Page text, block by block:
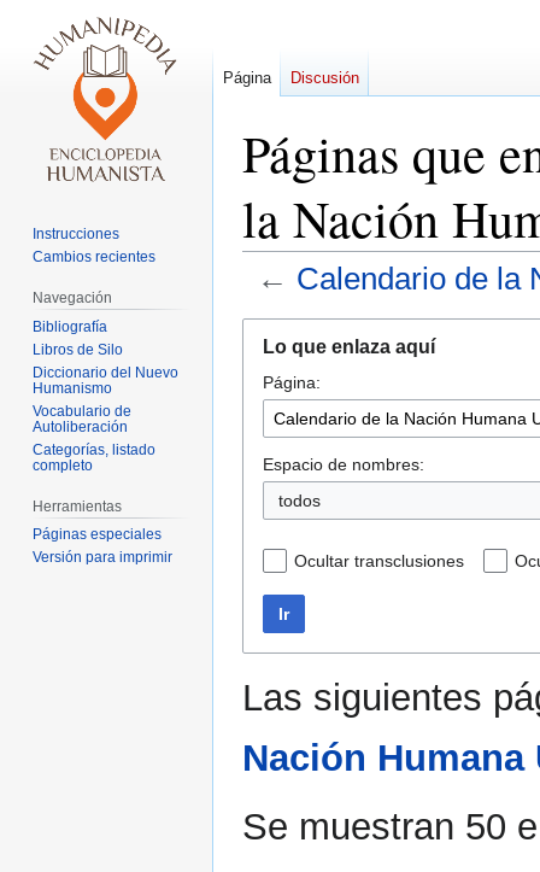
Páginas que
la Nación
← Calendario de la
navegación
búsqueda
Lo que enlaza aquí
Página:
Espacio de nombres:
todos
Ocultar transclusiones
Ir
Las siguientes
Nación Humana
Se muestran 50
Página Discusión
Instrucciones
Cambios recientes
Navegación
Bibliografía
Libros de Silo
Diccionario del Nuevo
Humanismo
Vocabulario de
Autoliberación
Categorías, listado
completo
Herramientas
Páginas especiales
Versión para imprimir